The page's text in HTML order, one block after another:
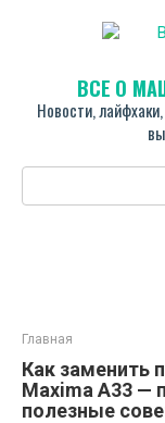
ВСЁ О
Новости,
Поиск:
Главная
Как заменить
Maxima A33 —
полезные